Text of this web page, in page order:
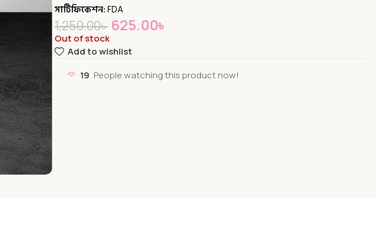
সার্টিফিকেশন:FDA
1,250.00৳ 625.00৳
Out of stock
Add to wishlist
19 People watching this product now!